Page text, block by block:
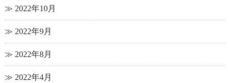
2022年10月
2022年9月
2022年8月
2022年4月